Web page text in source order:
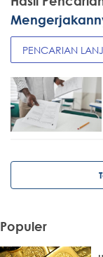
PENCARIAN
Populer